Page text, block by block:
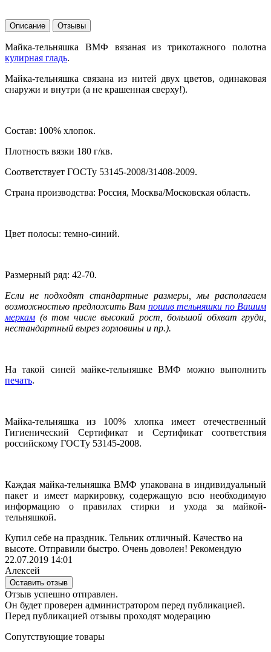
Описание Отзывы
Майка-тельняшка ВМФ вязаная из трикотажного полотна
кулирная гладь.
Майка-тельняшка связана из нитей двух цветов, одинаковая
снаружи и внутри (а не крашенная сверху!).
Состав: 100% хлопок.
Плотность вязки 180 г/кв.
Соответствует ГОСТу 53145-2008/31408-2009.
Страна производства: Россия, Москва/Московская область.
Цвет полосы: темно-синий.
Размерный ряд: 42-70.
Если не подходят стандартные размеры, мы располагаем
возможностью предложить Вам пошив тельняшки по Вашим
меркам (в том числе высокий рост, большой обхват груди,
нестандартный вырез горловины и пр.).
Натакой синей майке-тельняшке ВМФ можно выполнить
печать.
Майка-тельняшка из 100% хлопка имеет отечественный
Гигиенический Сертификат и Сертификат соответствия
российскому ГОСТу 53145-2008.
Каждая майка-тельняшка ВМФ упакована в индивидуальный
пакет и имеет маркировку, содержащую всю необходимую
информацию о правилах стирки и ухода за майкой-
тельняшкой.
Купил себе на праздник. Тельник отличный. Качество на
высоте. Отправили быстро. Очень доволен! Рекомендую
22.07.2019 14:01
Алексей
Оставить отзыв
Отзыв успешно отправлен.
Он будет проверен администратором перед публикацией.
Перед публикацией отзывы проходят модерацию
Сопутствующие товары